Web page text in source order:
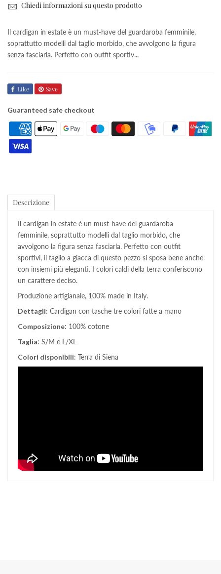
Chiedi informazioni su questo prodotto
Il cardigan in estate è un must-have del guardaroba femminile,
soprattutto modelli dal taglio morbido, che avvolgono la figura
senza fasciarla. Perfetto con outfit sportiv...
Like Save
Guaranteed safe checkout
Descrizione
Il cardigan in estate è un must-have del guardaroba
femminile, soprattutto modelli dal taglio morbido, che
avvolgono la figura senza fasciarla. Perfetto con outfit
sportivi, il taglio a giacca di questo pezzo si sposa bene anche
con insiemi più eleganti. I colori caldi della terra conferiscono
un carattere deciso.
Produzione artigianale, 100% made in Italy.
Dettagli: Cardigan con tasche tre colori fatte a mano
Composizione: 100% cotone
Taglia: S/M e L/XL
Colori disponibili: Terra di Siena